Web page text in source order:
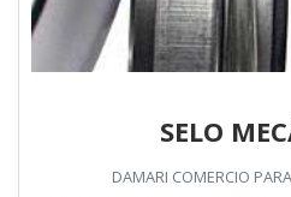
SELO
DAMARI COMERCIO